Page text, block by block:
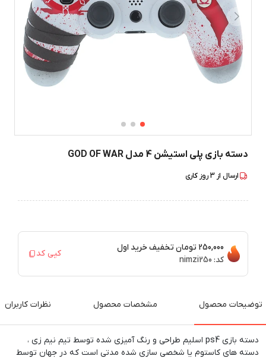
دسته بازی پلی استیشن 4 مدل GOD OF WAR
ارسال از 3روز کاری
250,000 تومان
تخفیف خرید اول
کد: nimzi250
کپی کد
توضیحات محصول مشخصات محصول نظرات کاربران
دسته بازی ps4 اسلیم طراحی و رنگ آمیزی شده توسط تیم نیم زی ،
دسته های کاستوم یا شخصی سازی شده مدتی است که در جهان توسط